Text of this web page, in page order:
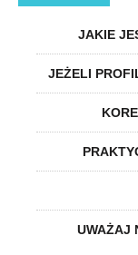
JAKIE
JEŻELI
UWAŻAJ